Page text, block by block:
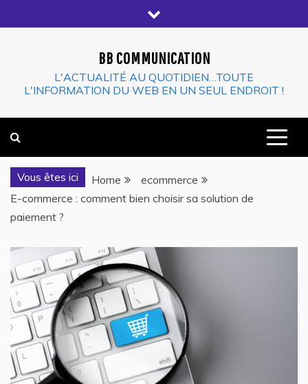
to
BB COMMUNICATION
L'ACTUALITÉ AU QUOTIDIEN…TOUTE
L'INFORMATION DU WEB EN UN SEUL ENDROIT !
Vous êtes ici Home
ecommerce
E-commerce : comment bien choisir sa solution de
paiement ?